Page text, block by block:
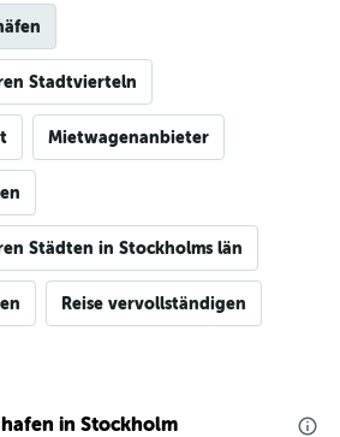
Stadtvierteln
Mietwagenanbieter
Städten in Stockholms län
Reise vervollständigen
in Stockholm